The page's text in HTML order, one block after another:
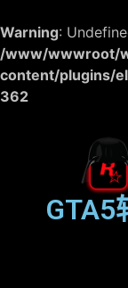
Warning:
/www/wwwroot/
content/plugins/
362
GTA5